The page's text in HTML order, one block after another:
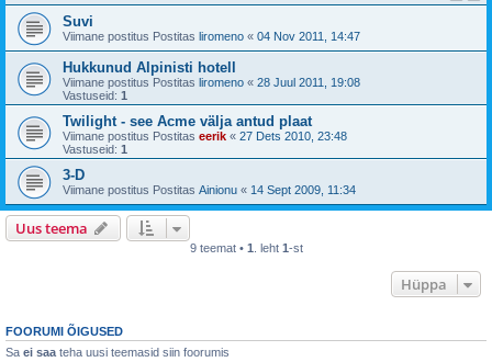
Suvi
Viimane postitus Postitas liromeno « 04 Nov 2011, 14:47
Hukkunud Alpinisti hotell
Viimane postitus Postitas liromeno « 28 Juul 2011, 19:08
Vastuseid: 1
Twilight - see Acme välja antud plaat
Viimane postitus Postitas eerik « 27 Dets 2010, 23:48
Vastuseid: 1
3-D
Viimane postitus Postitas Ainionu « 14 Sept 2009, 11:34
Uus teema
9 teemat • 1 . leht 1-st
Hüppa
FOORUMI ÕIGUSED
Sa ei saa teha uusi teemasid siin foorumis